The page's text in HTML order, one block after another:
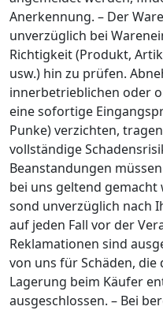
Anerkennung. – Der
unverzüglich bei
Richtigkeit (Produkt,
usw.) hin zu prüfen.
innerbetrieblichen oder
eine sofortige
Punke) verzichten,
vollständige
Beanstandungen
bei uns geltend gemacht
sond unverzüglich nach
auf jeden Fall vor der
Reklamationen sind
von uns für Schäden,
Lagerung beim Käufer
ausgeschlossen. – Bei